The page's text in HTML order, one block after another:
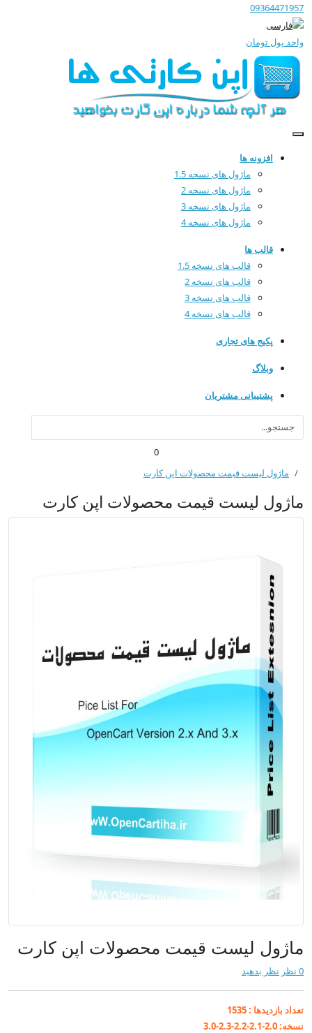
09364471957
واحد پول تومان
افزونه ها
ماژول های نسخه 1.5
ماژول های نسخه 2
ماژول های نسخه 3
ماژول های نسخه 4
قالب ها
قالب های نسخه 1.5
قالب های نسخه 2
قالب های نسخه 3
قالب های نسخه 4
پکیج های تجاری
وبلاگ
پشتیبانی مشتریان
0
ماژول لیست قیمت محصولات اپن کارت
ماژول لیست قیمت محصولات اپن کارت
ماژول لیست قیمت محصولات اپن کارت
0 نظر نظر بدهید
تعداد بازدیدها :1535
نسخه:2.0-2.1-2.2-2.3-3.0